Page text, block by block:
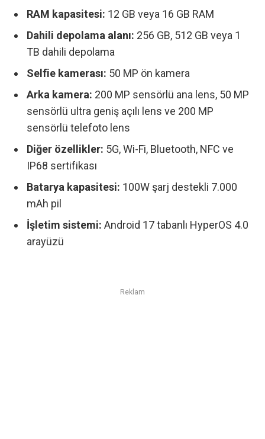
RAM kapasitesi: 12 GB veya 16 GB RAM
Dahili depolama alanı: 256 GB, 512 GB veya 1
TB dahili depolama
Selfie kamerası: 50 MP ön kamera
Arka kamera: 200 MP sensörlü ana lens, 50 MP
sensörlü ultra geniş açılı lens ve 200 MP
sensörlü telefoto lens
Diğer özellikler: 5G, Wi-Fi, Bluetooth, NFC ve
IP68 sertifikası
Batarya kapasitesi: 100W şarj destekli 7.000
mAh pil
İşletim sistemi: Android 17 tabanlı HyperOS 4.0
arayüzü
Reklam